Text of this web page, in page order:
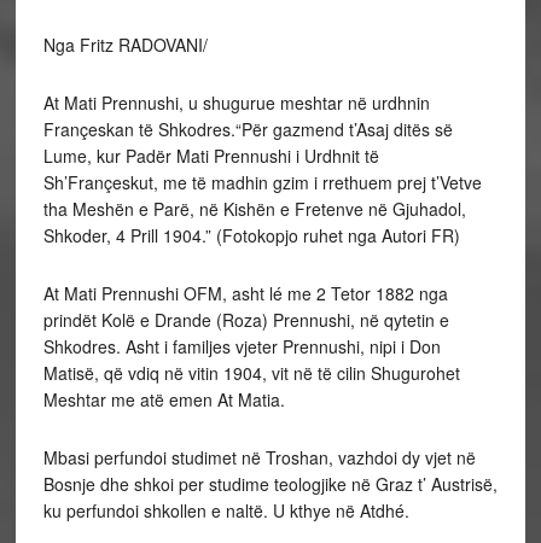
Nga Fritz RADOVANI/
At Mati Prennushi, u shugurue meshtar në urdhnin
Françeskan të Shkodres.“Për gazmend t’Asaj ditës së
Lume, kur Padër Mati Prennushi i Urdhnit të
Sh’Françeskut, me të madhin gzim i rrethuem prej t’Vetve
tha Meshën e Parë, në Kishën e Fretenve në Gjuhadol,
Shkoder, 4 Prill 1904.” (Fotokopjo ruhet nga Autori FR)
At Mati Prennushi OFM, asht lé me 2 Tetor 1882 nga
prindët Kolë e Drande (Roza) Prennushi, në qytetin e
Shkodres. Asht i familjes vjeter Prennushi, nipi i Don
Matisë, që vdiq në vitin 1904, vit në të cilin Shugurohet
Meshtar me atë emen At Matia.
Mbasi perfundoi studimet në Troshan, vazhdoi dy vjet në
Bosnje dhe shkoi per studime teologjike në Graz t’ Austrisë,
ku perfundoi shkollen e naltë. U kthye në Atdhé.